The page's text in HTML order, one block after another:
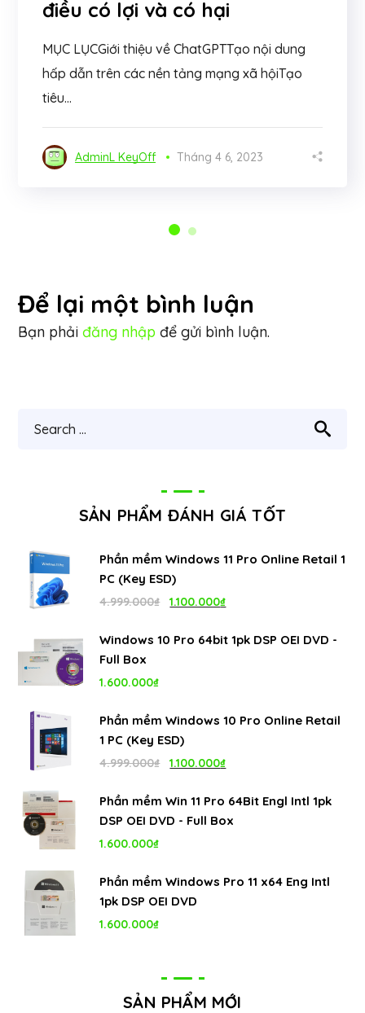
điều có lợi và có hại
MỤC LỤCGiới thiệu về ChatGPTTạo nội dung
hấp dẫn trên các nền tảng mạng xã hộiTạo
tiêu...
AdminL KeyOff Tháng 4 6, 2023
Để lại một bình luận
Bạn phảiđăng nhập để gửi bình luận.
SẢN PHẨM ĐÁNH GIÁ TỐT
Phần mềm Windows 11 Pro Online Retail 1
PC (Key ESD)
4.999.000₫
Giá
là:
1.100.000₫
tại
Windows 10 Pro 64bit 1pk DSP OEI DVD -
Full Box
1.600.000₫
Phần mềm Windows 10 Pro Online Retail
1 PC (Key ESD)
4.999.000₫
Giá
là:
1.100.000₫
tại
Phần mềm Win 11 Pro 64Bit Engl Intl 1pk
DSP OEI DVD - Full Box
1.600.000₫
Phần mềm Windows Pro 11 x64 Eng Intl
1pk DSP OEI DVD
1.600.000₫
SẢN PHẨM MỚI